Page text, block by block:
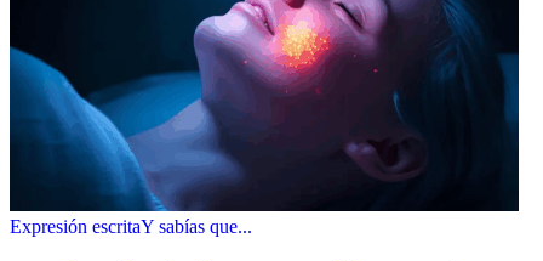
Expresión escritaY sabías que...